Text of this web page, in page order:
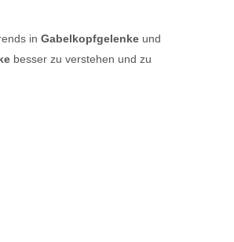
in Gabelkopfgelenke und
besser zu verstehen und zu